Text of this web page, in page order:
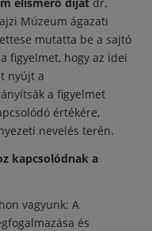
Múzeum ágazati
mutatta be a sajtó
figyelmet, hogy az idei
nyújt a
a figyelmet
értékére,
nevelés terén.
kapcsolódnak a
vagyunk: A
és